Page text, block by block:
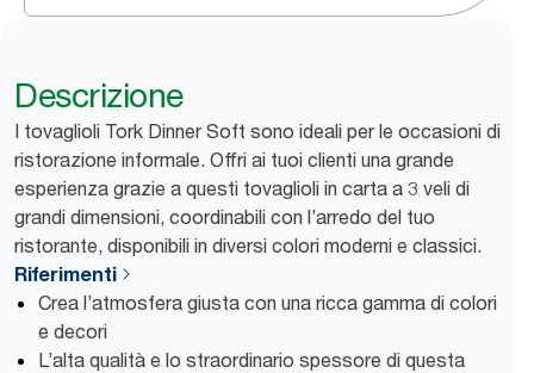
Descrizione
I tovaglioli Tork Dinner Soft sono ideali per le occasioni di
ristorazione informale. Offri ai tuoi clienti una grande
esperienza grazie a questi tovaglioli in carta a 3 veli di
grandi dimensioni, coordinabili con l’arredo del tuo
ristorante, disponibili in diversi colori moderni e classici.
Riferimenti
Crea l’atmosfera giusta con una ricca gamma di colori
e decori
L’alta qualità e lo straordinario spessore di questa